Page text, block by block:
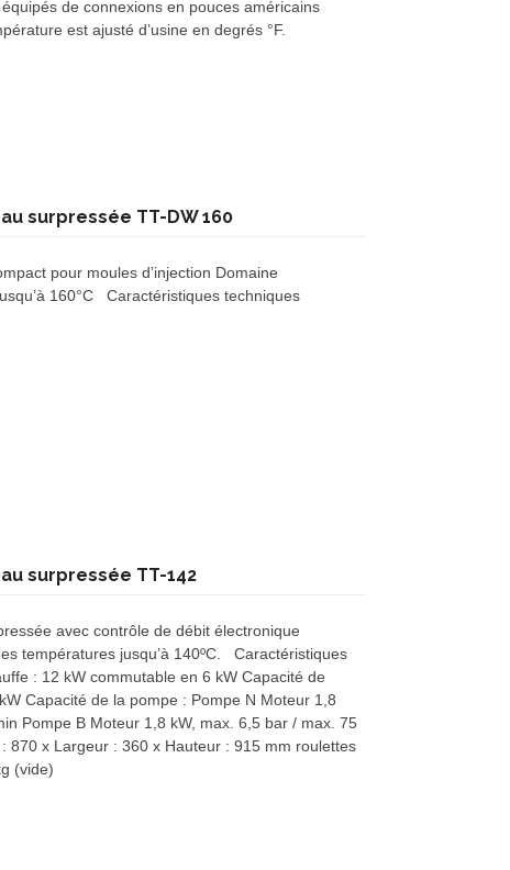
de connexions en pouces américains
est ajusté d’usine en degrés °F.
surpressée TT-DW 160
pour moules d’injection Domaine
160°C Caractéristiques techniques
surpressée TT-142
avec contrôle de débit électronique
températures jusqu’à 140ºC. Caractéristiques
: 12 kW commutable en 6 kW Capacité de
Capacité de la pompe : Pompe N Moteur 1,8
Pompe B Moteur 1,8 kW, max. 6,5 bar / max. 75
870 x Largeur : 360 x Hauteur : 915 mm roulettes
(vide)